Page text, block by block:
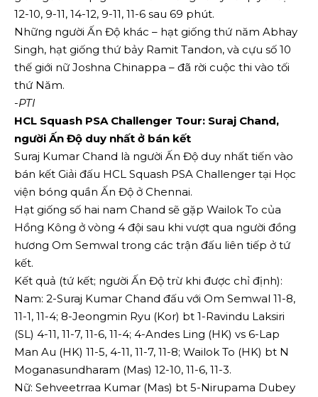
12-10, 9-11, 14-12, 9-11, 11-6 sau 69 phút.
Những người Ấn Độ khác – hạt giống thứ năm Abhay
Singh, hạt giống thứ bảy Ramit Tandon, và cựu số 10
thế giới nữ Joshna Chinappa – đã rời cuộc thi vào tối
thứ Năm.
-PTI
HCL Squash PSA Challenger Tour: Suraj Chand,
người Ấn Độ duy nhất ở bán kết
Suraj Kumar Chand là người Ấn Độ duy nhất tiến vào
bán kết Giải đấu HCL Squash PSA Challenger tại Học
viện bóng quần Ấn Độ ở Chennai.
Hạt giống số hai nam Chand sẽ gặp Wailok To của
Hồng Kông ở vòng 4 đội sau khi vượt qua người đồng
hương Om Semwal trong các trận đấu liên tiếp ở tứ
kết.
Kết quả (tứ kết; người Ấn Độ trừ khi được chỉ định):
Nam: 2-Suraj Kumar Chand đấu với Om Semwal 11-8,
11-1, 11-4; 8-Jeongmin Ryu (Kor) bt 1-Ravindu Laksiri
(SL) 4-11, 11-7, 11-6, 11-4; 4-Andes Ling (HK) vs 6-Lap
Man Au (HK) 11-5, 4-11, 11-7, 11-8; Wailok To (HK) bt N
Moganasundharam (Mas) 12-10, 11-6, 11-3.
Nữ: Sehveetrraa Kumar (Mas) bt 5-Nirupama Dubey